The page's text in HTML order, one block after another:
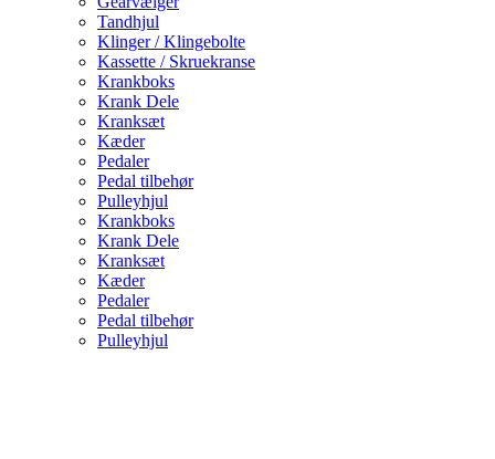
Tandhjul
Klinger / Klingebolte
Kassette / Skruekranse
Krankboks
Krank Dele
Kranksæt
Kæder
Pedaler
Pedal tilbehør
Pulleyhjul
Krankboks
Krank Dele
Kranksæt
Kæder
Pedaler
Pedal tilbehør
Pulleyhjul